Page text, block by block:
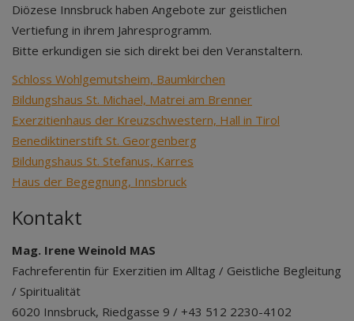
Diözese Innsbruck haben Angebote zur geistlichen
Vertiefung in ihrem Jahresprogramm.
Bitte erkundigen sie sich direkt bei den Veranstaltern.
Schloss Wohlgemutsheim, Baumkirchen
Bildungshaus St. Michael, Matrei am Brenner
Exerzitienhaus der Kreuzschwestern, Hall in Tirol
Benediktinerstift St. Georgenberg
Bildungshaus St. Stefanus, Karres
Haus der Begegnung, Innsbruck
Kontakt
Mag. Irene Weinold MAS
Fachreferentin für Exerzitien im Alltag / Geistliche Begleitung
/ Spiritualität
6020 Innsbruck, Riedgasse 9 / +43 512 2230-4102